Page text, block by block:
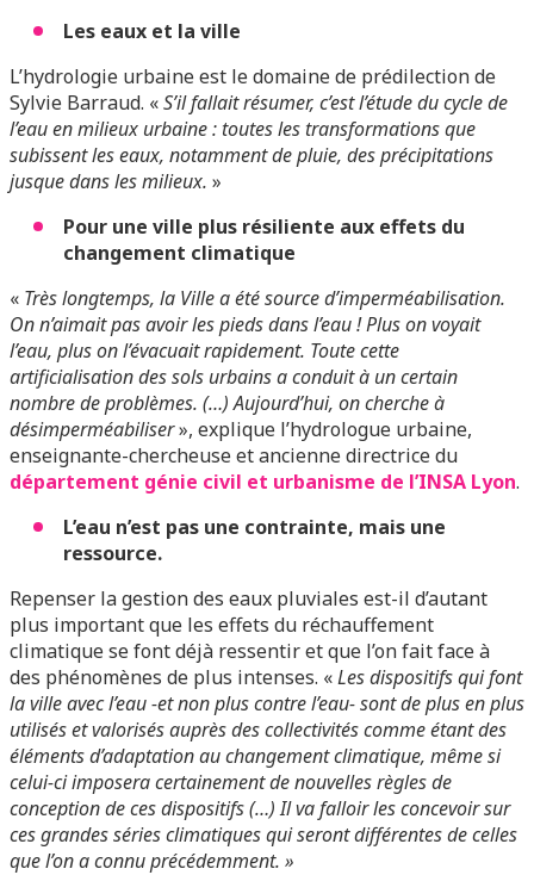
Les eaux et la ville
L’hydrologie urbaine est le domaine de prédilection de
Sylvie Barraud. «S’il fallait résumer, c’est l’étude du cycle de
l’eau en milieux urbaine : toutes les transformations que
subissent les eaux, notamment de pluie, des précipitations
jusque dans les milieux. »
Pour une ville plus résiliente aux effets du
changement climatique
« Très longtemps, la Ville a été source d’imperméabilisation.
On n’aimait pas avoir les pieds dans l’eau ! Plus on voyait
l’eau, plus on l’évacuait rapidement. Toute cette
artificialisation des sols urbains a conduit à un certain
nombre de problèmes. (…) Aujourd’hui, on cherche à
désimperméabiliser», explique l’hydrologue urbaine,
enseignante-chercheuse et ancienne directrice du
département génie civil et urbanisme de l’INSA Lyon.
L’eau n’est pas une contrainte, mais une
ressource.
Repenser la gestion des eaux pluviales est-il d’autant
plus important que les effets du réchauffement
climatique se font déjà ressentir et que l’on fait face à
des phénomènes de plus intenses. «Les dispositifs qui font
la ville avec l’eau -et non plus contre l’eau- sont de plus en plus
utilisés et valorisés auprès des collectivités comme étant des
éléments d’adaptation au changement climatique, même si
celui-ci imposera certainement de nouvelles règles de
conception de ces dispositifs (…) Il va falloir les concevoir sur
ces grandes séries climatiques qui seront différentes de celles
que l’on a connu précédemment. »